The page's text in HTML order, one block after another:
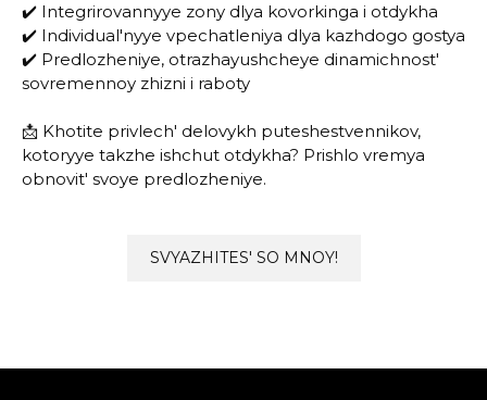
✔️ Integrirovannyye zony dlya kovorkinga i otdykha
✔️ Individual'nyye vpechatleniya dlya kazhdogo gostya
✔️ Predlozheniye, otrazhayushcheye dinamichnost'
sovremennoy zhizni i raboty
📩 Khotite privlech' delovykh puteshestvennikov,
kotoryye takzhe ishchut otdykha? Prishlo vremya
obnovit' svoye predlozheniye.
SVYAZHITES' SO MNOY!